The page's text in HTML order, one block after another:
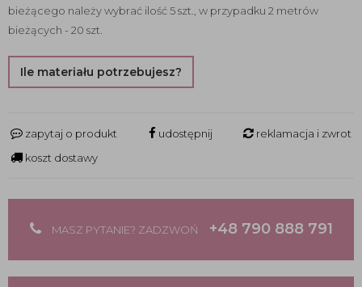
bieżącego należy wybrać ilość 5 szt., w przypadku 2 metrów
bieżących - 20 szt.
Ile materiału potrzebujesz?
zapytaj o produkt udostępnij
reklamacja i zwrot
koszt dostawy
MASZ PYTANIE? ZADZWOŃ +48 790 888 791